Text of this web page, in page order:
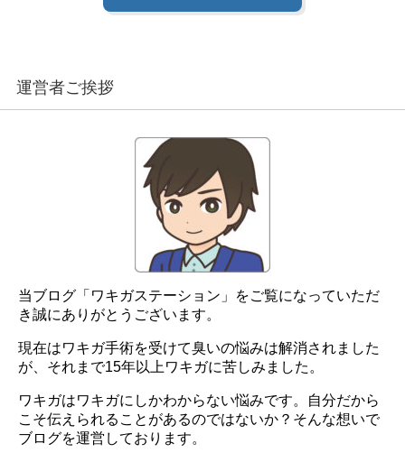
運営者ご挨拶
当ブログ「ワキガステーション」をご覧になっていただ
き誠にありがとうございます。
現在はワキガ手術を受けて臭いの悩みは解消されました
が、それまで15年以上ワキガに苦しみました。
ワキガはワキガにしかわからない悩みです。自分だから
こそ伝えられることがあるのではないか？そんな想いで
ブログを運営しております。